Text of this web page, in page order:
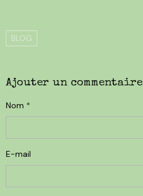
BLOG
Ajouter un commentaire
Nom
E-mail